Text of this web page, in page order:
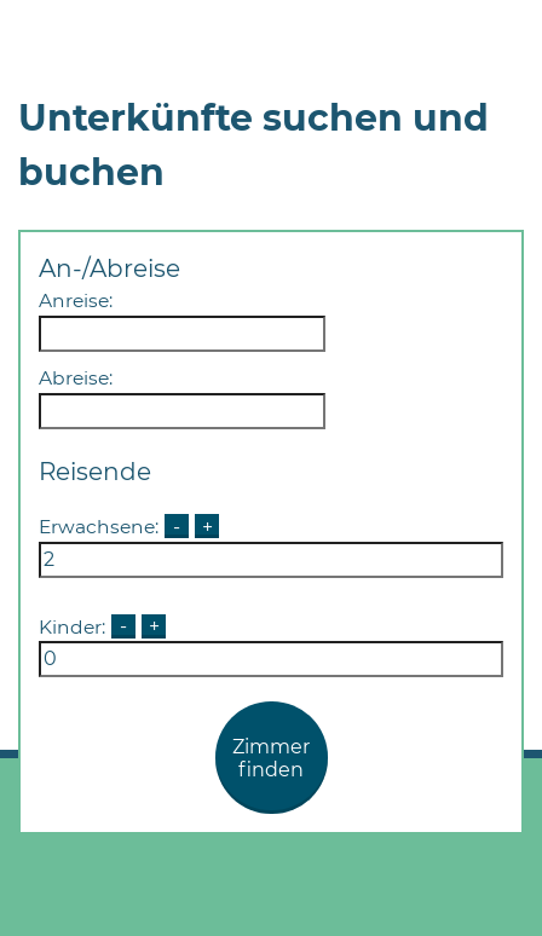
Unterkünfte suchen und
buchen
An-/Abreise
Anreise:
Abreise:
Reisende
Erwachsene: - +
Kinder: - +
Zimmer
finden